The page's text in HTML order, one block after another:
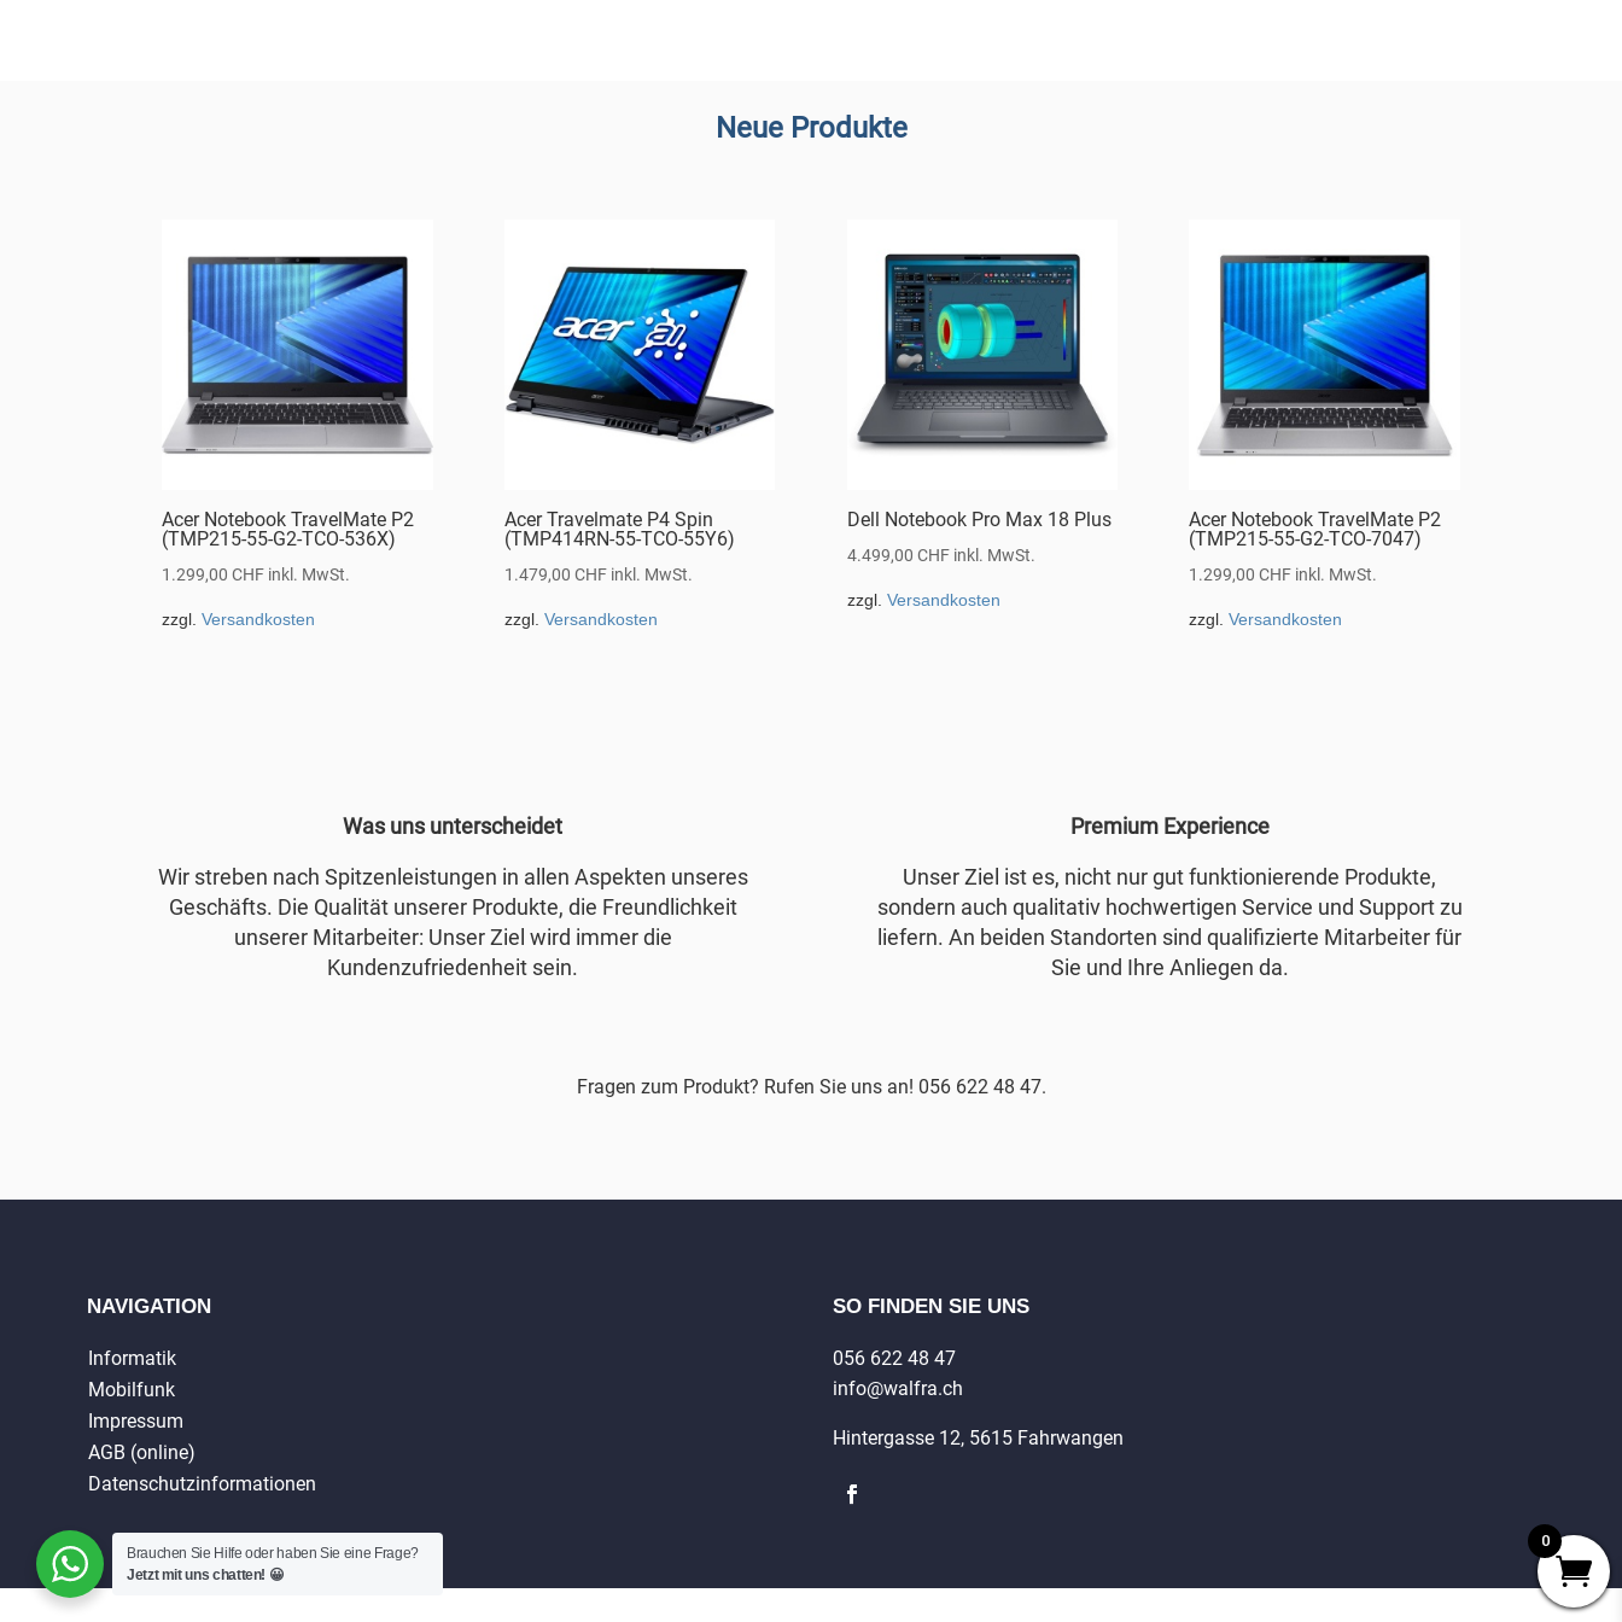
Neue Produkte
Acer Notebook TravelMate P2
(TMP215-55-G2-TCO-536X)
1.299,00CHF inkl. MwSt.
zzgl.Versandkosten
Acer Travelmate P4 Spin
(TMP414RN-55-TCO-55Y6)
1.479,00 CHF inkl. MwSt.
zzgl. Versandkosten
Dell Notebook Pro Max 18 Plus
4.499,00 CHF inkl. MwSt.
zzgl. Versandkosten
Acer Notebook TravelMate P2
(TMP215-55-G2-TCO-7047)
1.299,00CHF inkl. MwSt.
zzgl.Versandkosten
Was uns unterscheidet
Wir streben nach Spitzenleistungen in allen Aspekten unseres
Geschäfts. Die Qualität unserer Produkte, die Freundlichkeit
unserer Mitarbeiter: Unser Ziel wird immer die
Kundenzufriedenheit sein.
Premium Experience
Unser Ziel ist es, nicht nur gut funktionierende Produkte,
sondern auch qualitativ hochwertigen Service und Support zu
liefern. An beiden Standorten sind qualifizierte Mitarbeiter für
Sie und Ihre Anliegen da.
Fragen zum Produkt? Rufen Sie uns an! 056 622 48 47.
NAVIGATION
Informatik
Mobilfunk
Impressum
AGB (online)
Datenschutzinformationen
SO FINDEN SIE UNS
056 622 48 47
info@walfra.ch
Hintergasse 12, 5615 Fahrwangen
Brauchen Sie Hilfe oder haben Sie eine Frage?
Jetzt mit uns chatten! 😀
0